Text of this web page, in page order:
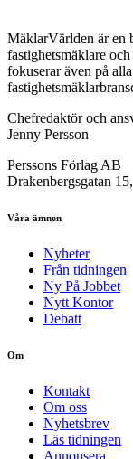
MäklarVärlden är en
fastighetsmäklare
fokuserar även på
Chefredaktör och
Jenny Persson
Perssons Förlag AB
Drakenbergsgatan
Våra ämnen
Nyheter
Från tidningen
Ny På Jobbet
Nytt Kontor
Debatt
Om
Kontakt
Om oss
Nyhetsbrev
Läs tidningen
Annonsera